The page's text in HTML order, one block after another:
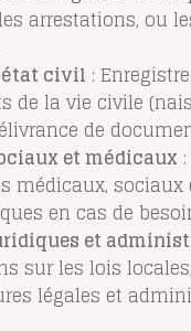
arrestations, ou
civil :
de la vie civile
de
et médicaux
médicaux, sociaux
en cas de
et
sur les lois
légales et